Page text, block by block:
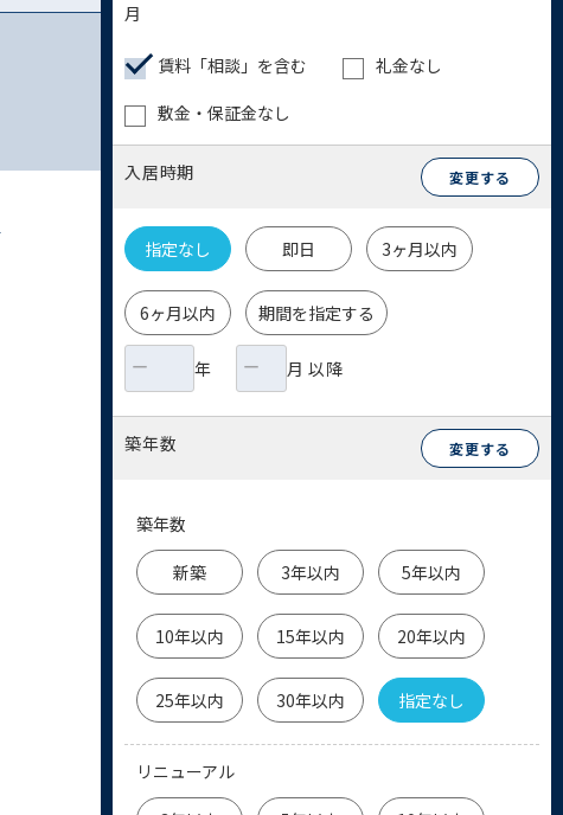
月
賃料「相談」を含む
礼金なし
敷金・保証金なし
入居時期 変更する
指定なし 即日 3ヶ月以内
6ヶ月以内 期間を指定する
年 月 以降
築年数 変更する
築年数
新築 3年以内 5年以内
10年以内 15年以内 20年以内
25年以内 30年以内 指定なし
リニューアル